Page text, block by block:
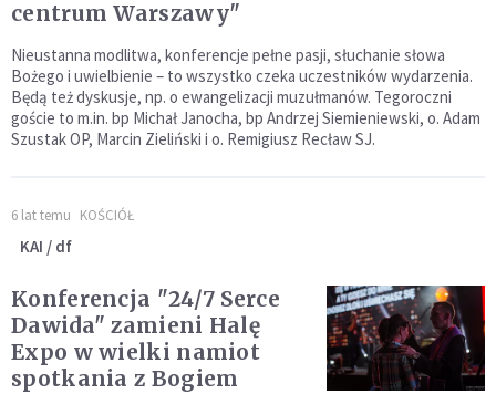
centrum Warszawy"
Nieustanna modlitwa, konferencje pełne pasji, słuchanie słowa
Bożego i uwielbienie – to wszystko czeka uczestników wydarzenia.
Będą też dyskusje, np. o ewangelizacji muzułmanów. Tegoroczni
goście to m.in. bp Michał Janocha, bp Andrzej Siemieniewski, o. Adam
Szustak OP, Marcin Zieliński i o. Remigiusz Recław SJ.
6 lat temu KOŚCIÓŁ
KAI / df
Konferencja "24/7 Serce
Dawida" zamieni Halę
Expo w wielki namiot
spotkania z Bogiem